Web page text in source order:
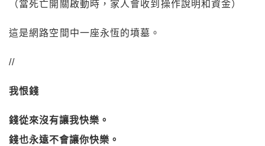
（當死亡開關啟動時，家人會收到操作說明和資金）
這是網路空間中一座永恆的墳墓。
//
我恨錢
錢從來沒有讓我快樂。
錢也永遠不會讓你快樂。